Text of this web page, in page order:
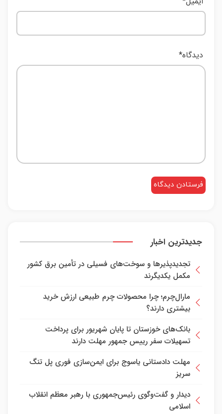
جدیدترین اخبار
تجدیدپذیرها و سوخت‌های فسیلی‌ در تأمین برق کشور
مکمل یکدیگرند
مارال‌چرم؛ چرا محصولات چرم طبیعی ارزش خرید
بیشتری دارند؟
بانک‌های خوزستان تا پایان شهریور برای پرداخت
تسهیلات سفر رییس جمهور مهلت دارند
مهلت دادستانی یاسوج برای ایمن‌سازی فوری پل تنگ
سریز
دیدار و گفت‌وگوی رئیس‌جمهوری با رهبر معظم انقلاب
اسلامی
دیدگاه*